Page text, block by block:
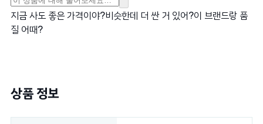
지금 사도 좋은 가격이야?비슷한데 더 싼 거 있어?이 브랜드랑 품
질 어때?
상품 정보